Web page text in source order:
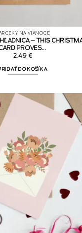
NA VIANOCE
– THIS
PROVES…
2.49€
DO KOŠÍKA